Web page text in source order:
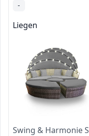
-
Liegen